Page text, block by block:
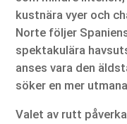
kustnära vyer och
Norte följer
spektakulära
anses vara den
söker en mer
Valet av rutt